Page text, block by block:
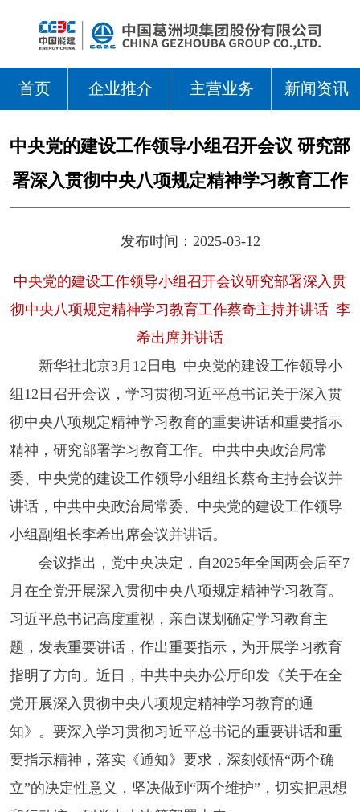
首页 企业推介 主营业务 新闻资讯
中央党的建设工作领导小组召开会议 研究部
署深入贯彻中央八项规定精神学习教育工作
发布时间：2025-03-12
中央党的建设工作领导小组召开会议研究部署深入贯
彻中央八项规定精神学习教育工作蔡奇主持并讲话 李
希出席并讲话
新华社北京3月12日电 中央党的建设工作领导小
组12日召开会议，学习贯彻习近平总书记关于深入贯
彻中央八项规定精神学习教育的重要讲话和重要指示
精神，研究部署学习教育工作。中共中央政治局常
委、中央党的建设工作领导小组组长蔡奇主持会议并
讲话，中共中央政治局常委、中央党的建设工作领导
小组副组长李希出席会议并讲话。
会议指出，党中央决定，自2025年全国两会后至7
月在全党开展深入贯彻中央八项规定精神学习教育。
习近平总书记高度重视，亲自谋划确定学习教育主
题，发表重要讲话，作出重要指示，为开展学习教育
指明了方向。近日，中共中央办公厅印发《关于在全
党开展深入贯彻中央八项规定精神学习教育的通
知》。要深入学习贯彻习近平总书记的重要讲话和重
要指示精神，落实《通知》要求，深刻领悟“两个确
立”的决定性意义，坚决做到“两个维护”，切实把思想